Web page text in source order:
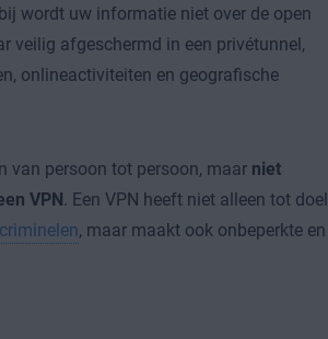
wordt uw informatie niet over de open
veilig afgeschermd in een privétunnel,
onlineactiviteiten en geografische
van persoon tot persoon, maar niet
VPN. Een VPN heeft niet alleen tot doel
, maar maakt ook onbeperkte en